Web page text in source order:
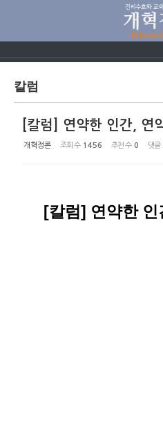
칼럼
[칼럼] 연약한 인간, 연
개혁정론 조회 수 1456 추천 수 0 댓글
[칼럼] 연약한 인
Sketchbook5,
Sketchbook5, 스